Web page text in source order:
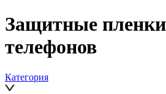
Защитные
телефонов
Категория